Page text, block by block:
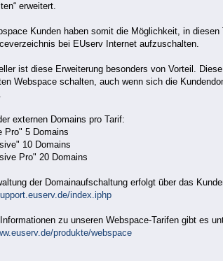
erweitert.
Kunden haben somit die Möglichkeit, in
bei EUserv Internet aufzuschalten.
ist diese Erweiterung besonders von Vorteil.
Webspace schalten, auch wenn sich die
externen Domains pro Tarif:
Pro" 5 Domains
10 Domains
Pro" 20 Domains
der Domainaufschaltung erfolgt über das
index.iphp
zu unseren Webspace-Tarifen gibt es
produkte/webspace